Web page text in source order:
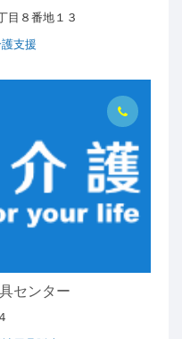
目８番地１３
支援
センター